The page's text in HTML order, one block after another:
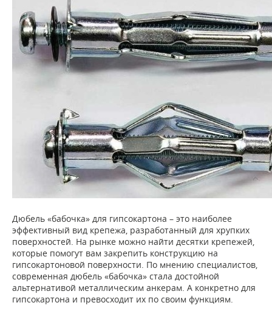
Дюбель «бабочка» для гипсокартона – это наиболее
эффективный вид крепежа, разработанный для хрупких
поверхностей. На рынке можно найти десятки крепежей,
которые помогут вам закрепить конструкцию на
гипсокартоновой поверхности. По мнению специалистов,
современная дюбель «бабочка» стала достойной
альтернативой металлическим анкерам. А конкретно для
гипсокартона и превосходит их по своим функциям.